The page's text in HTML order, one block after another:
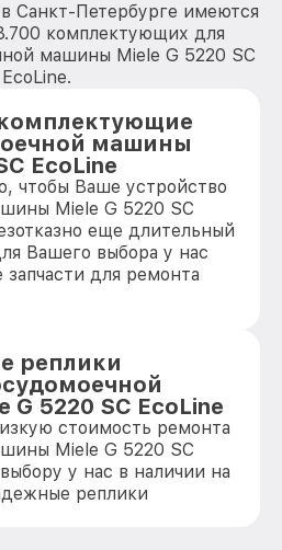
Санкт-Петербурге имеются
комплектующих для
машины Miele G 5220 SC
EcoLine.
машины
EcoLine
чтобы Ваше устройство
Miele G 5220 SC
еще длительный
Вашего выбора у нас
для ремонта
реплики
5220 SC EcoLine
стоимость ремонта
Miele G 5220 SC
у нас в наличии на
реплики